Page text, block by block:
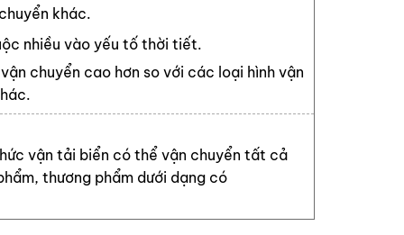
khác.
nhiều vào yếu tố thời tiết.
chuyển cao hơn so với các loại hình vận
vận tải biển có thể vận chuyển tất cả
thương phẩm dưới dạng có